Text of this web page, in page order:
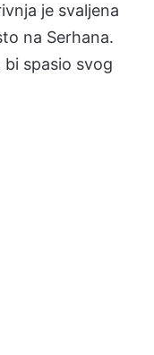
je svaljena
na Serhana.
spasio svog